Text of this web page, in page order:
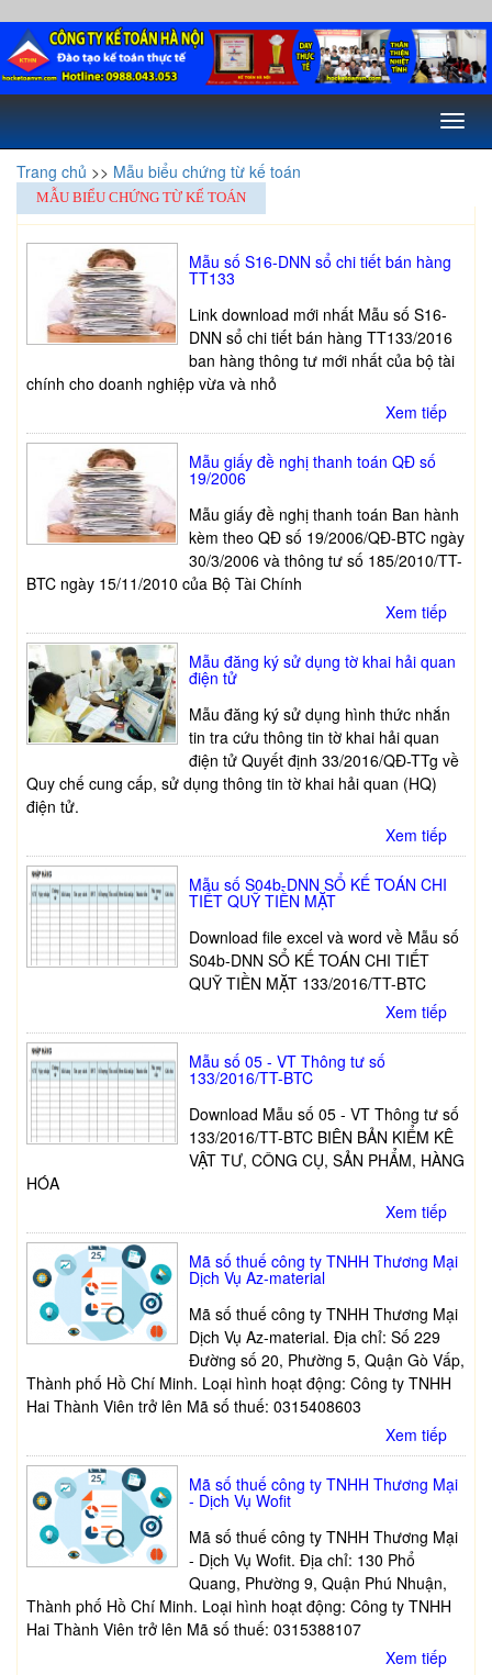
Toggle
Trang chủ >> Mẫu biểu chứng từ kế toán
MẪU BIỂU CHỨNG TỪ KẾ TOÁN
Mẫu số S16-DNN sổ chi tiết bán hàng
TT133
Link download mới nhất Mẫu số S16-
DNN sổ chi tiết bán hàng TT133/2016
ban hàng thông tư mới nhất của bộ tài
chính cho doanh nghiệp vừa và nhỏ
Xem tiếp
Mẫu giấy đề nghị thanh toán QĐ số
19/2006
Mẫu giấy đề nghị thanh toán Ban hành
kèm theo QĐ số 19/2006/QĐ-BTC ngày
30/3/2006 và thông tư số 185/2010/TT-
BTC ngày 15/11/2010 của Bộ Tài Chính
Xem tiếp
Mẫu đăng ký sử dụng tờ khai hải quan
điện tử
Mẫu đăng ký sử dụng hình thức nhắn
tin tra cứu thông tin tờ khai hải quan
điện tử Quyết định 33/2016/QĐ-TTg về
Quy chế cung cấp, sử dụng thông tin tờ khai hải quan (HQ)
điện tử.
Xem tiếp
Mẫu số S04b-DNN SỔ KẾ TOÁN CHI
TIẾT QUỸ TIỀN MẶT
Download file excel và word về Mẫu số
S04b-DNN SỔ KẾ TOÁN CHI TIẾT
QUỸ TIỀN MẶT 133/2016/TT-BTC
Xem tiếp
Mẫu số 05 - VT Thông tư số
133/2016/TT-BTC
Download Mẫu số 05 - VT Thông tư số
133/2016/TT-BTC BIÊN BẢN KIỂM KÊ
VẬT TƯ, CÔNG CỤ, SẢN PHẨM, HÀNG
HÓA
Xem tiếp
Mã số thuế công ty TNHH Thương Mại
Dịch Vụ Az-material
Mã số thuế công ty TNHH Thương Mại
Dịch Vụ Az-material. Địa chỉ: Số 229
Đường số 20, Phường 5, Quận Gò Vấp,
Thành phố Hồ Chí Minh. Loại hình hoạt động: Công ty TNHH
Hai Thành Viên trở lên Mã số thuế: 0315408603
Xem tiếp
Mã số thuế công ty TNHH Thương Mại
- Dịch Vụ Wofit
Mã số thuế công ty TNHH Thương Mại
- Dịch Vụ Wofit. Địa chỉ: 130 Phổ
Quang, Phường 9, Quận Phú Nhuận,
Thành phố Hồ Chí Minh. Loại hình hoạt động: Công ty TNHH
Hai Thành Viên trở lên Mã số thuế: 0315388107
Xem tiếp